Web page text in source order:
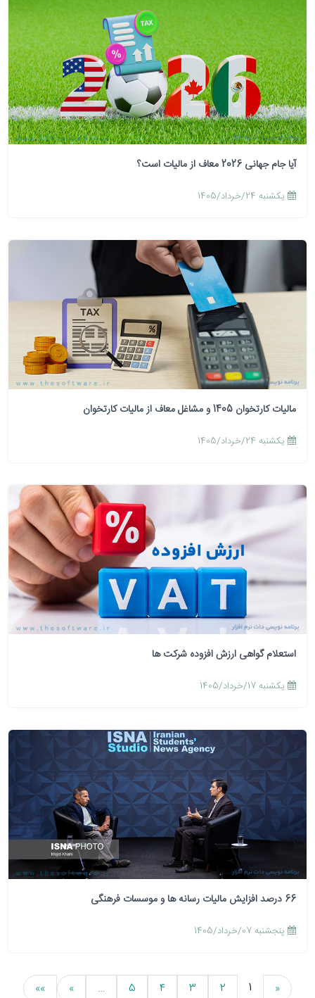
آیا جام جهانی 2026 معاف از مالیات است؟
يكشنبه 24/خرداد/1405
مالیات کارتخوان 1405 و مشاغل معاف از مالیات کارتخوان
يكشنبه 24/خرداد/1405
استعلام گواهی ارزش افزوده شرکت ها
يكشنبه 17/خرداد/1405
66 درصد افزایش مالیات رسانه ها و موسسات فرهنگی
پنجشنبه 07/خرداد/1405
«
1
2
3
4
5
…
»
»»